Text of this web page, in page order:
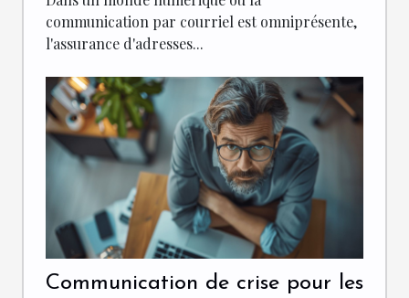
communication par courriel est omniprésente,
l'assurance d'adresses...
Communication de crise pour les